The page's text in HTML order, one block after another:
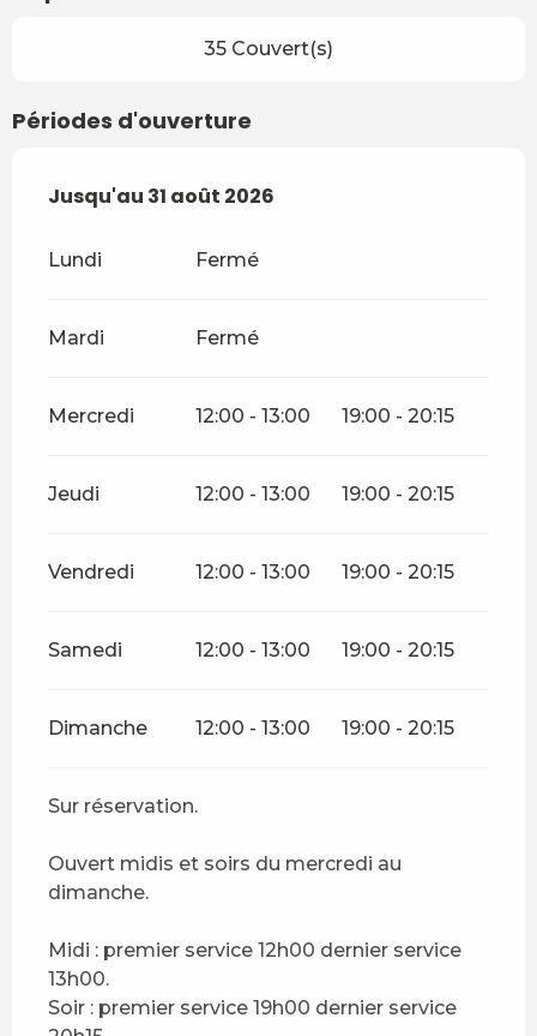
35 Couvert(s)
Périodes d'ouverture
Du1 juillet 2026au31 août 2026
Jusqu'au 31 août 2026
Lundi Fermé
Mardi Fermé
Mercredi 12:00 - 13:00 19:00 - 20:15
Jeudi 12:00 - 13:00 19:00 - 20:15
Vendredi 12:00 - 13:00 19:00 - 20:15
Samedi 12:00 - 13:00 19:00 - 20:15
Dimanche 12:00 - 13:00 19:00 - 20:15
Sur réservation.
Ouvert midis et soirs du mercredi au
dimanche.
Midi : premier service 12h00 dernier service
13h00.
Soir : premier service 19h00 dernier service